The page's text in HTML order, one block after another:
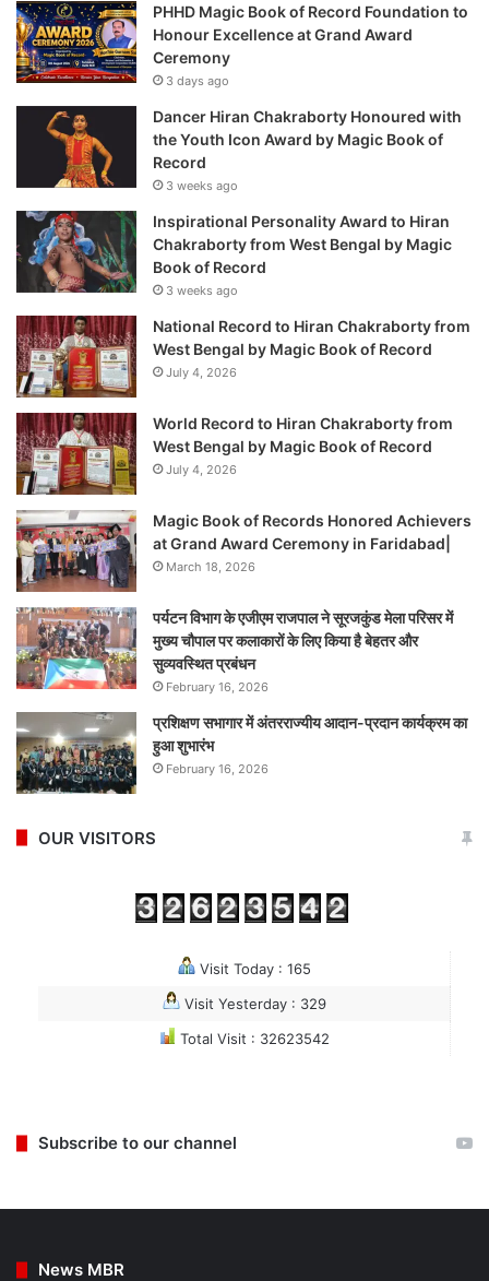
PHHD Magic Book of Record Foundation to
Honour Excellence at Grand Award
Ceremony
3 days ago
Dancer Hiran Chakraborty Honoured with
the Youth Icon Award by Magic Book of
Record
3 weeks ago
Inspirational Personality Award to Hiran
Chakraborty from West Bengal by Magic
Book of Record
3 weeks ago
National Record to Hiran Chakraborty from
West Bengal by Magic Book of Record
July 4, 2026
World Record to Hiran Chakraborty from
West Bengal by Magic Book of Record
July 4, 2026
Magic Book of Records Honored Achievers
at Grand Award Ceremony in Faridabad|
March 18, 2026
पर्यटन विभाग के एजीएम राजपाल ने सूरजकुंड मेला परिसर में
मुख्य चौपाल पर कलाकारों के लिए किया है बेहतर और
सुव्यवस्थित प्रबंधन
February 16, 2026
प्रशिक्षण सभागार में अंतरराज्यीय आदान-प्रदान कार्यक्रम का
हुआ शुभारंभ
February 16, 2026
OUR VISITORS
Visit Today : 165
Visit Yesterday : 329
Total Visit : 32623542
Subscribe to our channel
News MBR